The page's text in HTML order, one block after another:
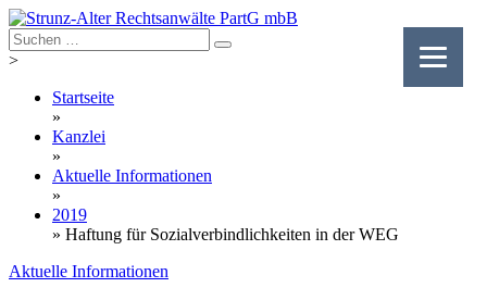
Skip
to
content
>
Startseite
»
Kanzlei
»
Aktuelle Informationen
»
2019
» Haftung für Sozialverbindlichkeiten in der WEG
Aktuelle Informationen